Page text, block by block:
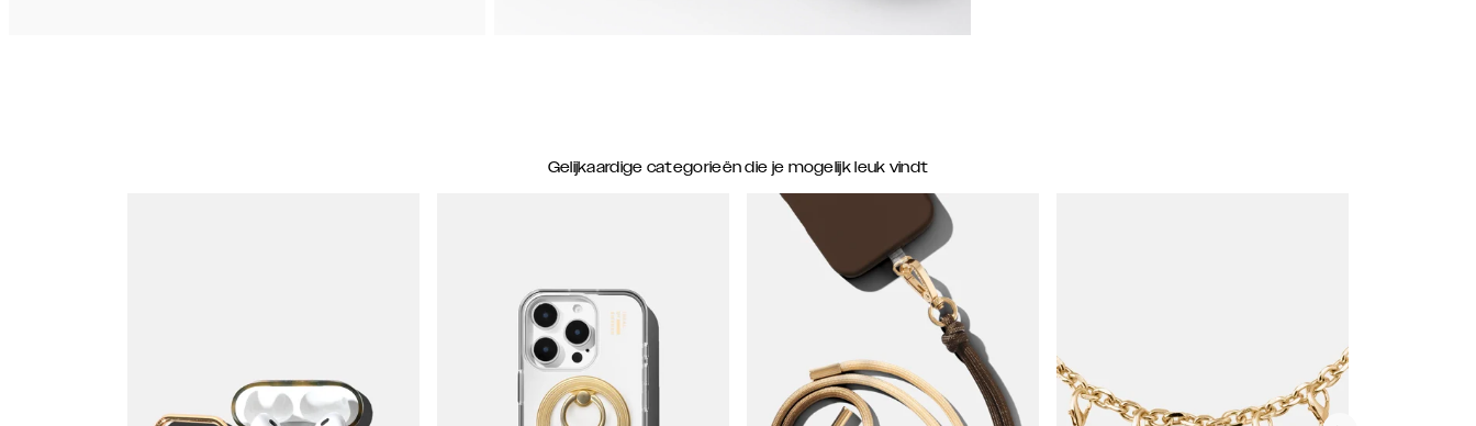
Gelijkaardige categorieën die je mogelijk leuk vindt